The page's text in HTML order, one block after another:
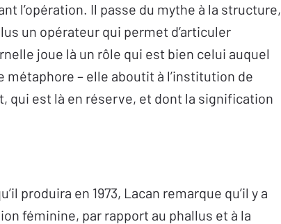
l’opération. Il passe du mythe à la structure,
un opérateur qui permet d’articuler
joue là un rôle qui est bien celui auquel
métaphore – elle aboutit à l’institution de
qui est là en réserve, et dont la signification
produira en 1973, Lacan remarque qu’il y a
féminine, par rapport au phallus et à la